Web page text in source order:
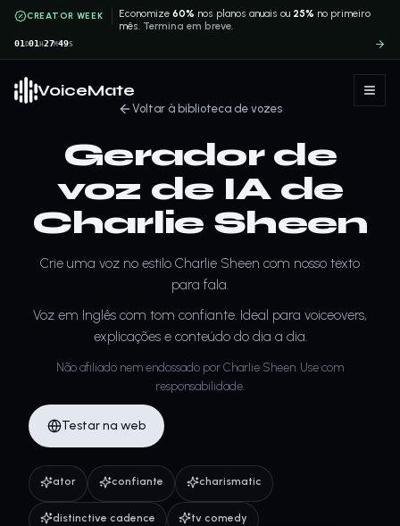
CREATOR WEEK Economize60% nos planos anuais ou 25% no primeiro
mês. Termina em breve.
01D01H 27M49S
VoiceMate
Voltar à biblioteca de vozes
Gerador de
voz de IA de
Charlie Sheen
Crie uma voz no estilo Charlie Sheen com nosso texto
para fala.
Voz em Inglês com tom confiante. Ideal para voiceovers,
explicações e conteúdo do dia a dia.
Não afiliado nem endossado por Charlie Sheen. Use com
responsabilidade.
Testar na web
ator confiante charismatic
distinctive cadence tv comedy